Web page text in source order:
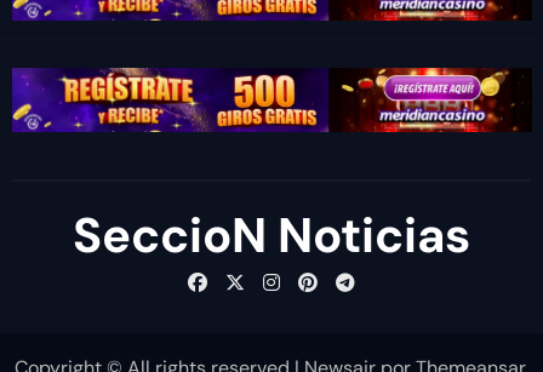
SeccioN Noticias